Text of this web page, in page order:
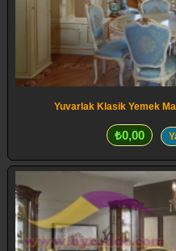
Yuvarlak Klasik Yemek
₺0,00